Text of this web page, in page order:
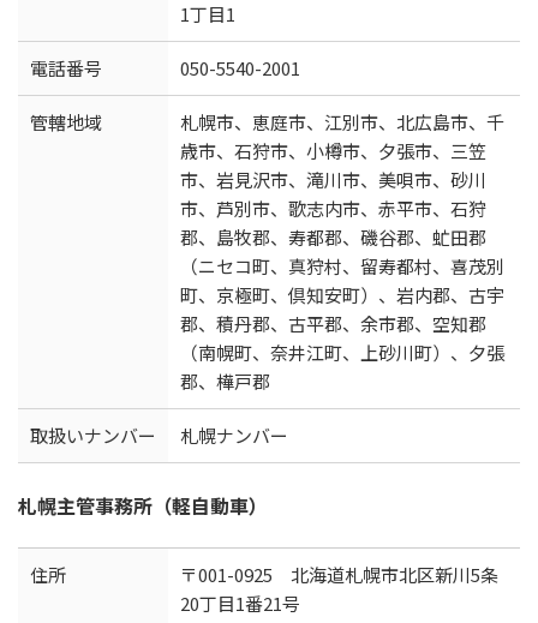
1丁目1
電話番号 050-5540-2001
管轄地域
札幌市、恵庭市、江別市、北広島市、千
歳市、石狩市、小樽市、夕張市、三笠
市、岩見沢市、滝川市、美唄市、砂川
市、芦別市、歌志内市、赤平市、石狩
郡、島牧郡、寿都郡、磯谷郡、虻田郡
（ニセコ町、真狩村、留寿都村、喜茂別
町、京極町、倶知安町）、岩内郡、古宇
郡、積丹郡、古平郡、余市郡、空知郡
（南幌町、奈井江町、上砂川町）、夕張
郡、樺戸郡
取扱いナンバー 札幌ナンバー
札幌主管事務所（軽自動車）
住所
〒001-0925 北海道札幌市北区新川5条
20丁目1番21号